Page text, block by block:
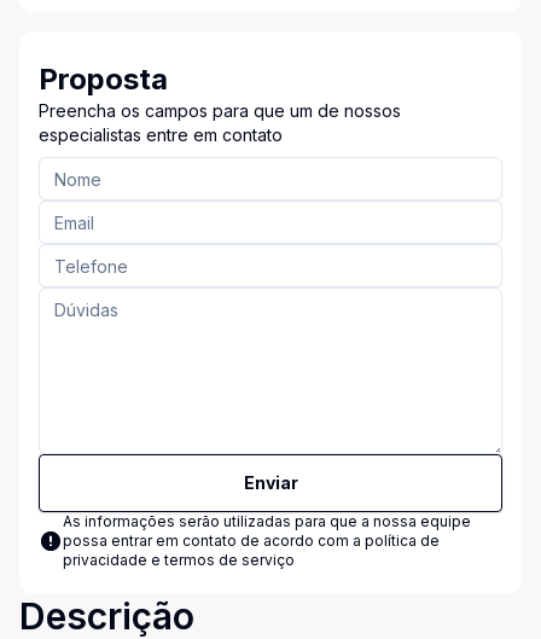
Proposta
Preencha os campos para que um de nossos
especialistas entre em contato
Enviar
As informações serão utilizadas para que a nossa equipe
possa entrar em contato de acordo com a política de
privacidade e termos de serviço
Descrição